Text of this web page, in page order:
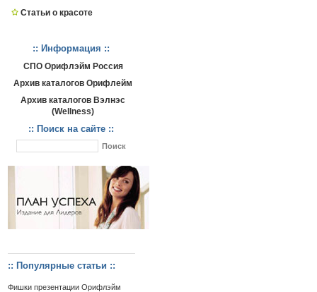
Статьи о красоте
:: Информация ::
СПО Орифлэйм Россия
Архив каталогов Орифлейм
Архив каталогов Вэлнэс
(Wellness)
:: Поиск на сайте ::
:: Популярные статьи ::
Фишки презентации Орифлэйм